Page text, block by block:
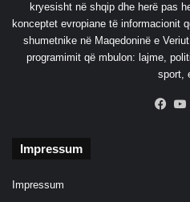
kryesisht në shqip dhe herë pas
konceptet evropiane të informacionit
shumetnike në Maqedoninë e
programimit që mbulon: lajme,
sport,
Impressum
Impressum